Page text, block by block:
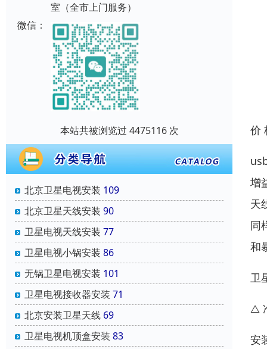
室（全市上门服务）
微信：
本站共被浏览过 4475116 次
北京卫星电视安装 109
北京卫星天线安装 90
卫星电视天线安装 77
卫星电视小锅安装 86
无锅卫星电视安装 101
卫星电视接收器安装 71
北京安装卫星天线 69
卫星电视机顶盒安装 83
价
增
天
同
和
卫
△
安